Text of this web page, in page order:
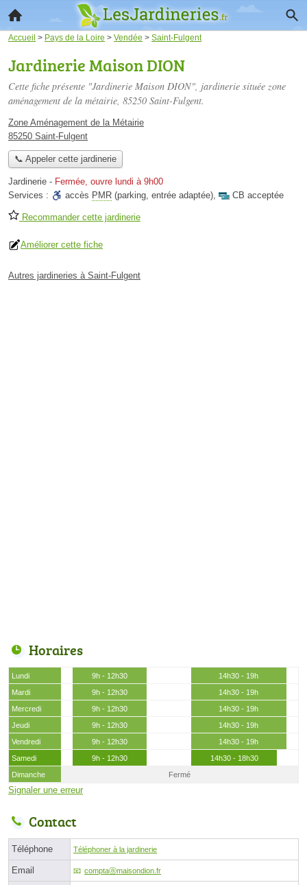
Accueil > Pays de la Loire > Vendée > Saint-Fulgent
Jardinerie Maison DION
Cette fiche présente "Jardinerie Maison DION", jardinerie située zone
aménagement de la métairie, 85250 Saint-Fulgent.
Zone Aménagement de la Métairie
85250 Saint-Fulgent
📞 Appeler cette jardinerie
Jardinerie - Fermée, ouvre lundi à 9h00
Services :
accès PMR (parking, entrée adaptée), CB acceptée
Recommander cette jardinerie
Améliorer cette fiche
Autres jardineries à Saint-Fulgent
Horaires
Lundi 9h - 12h30
14h30 - 19h
Mardi
9h - 12h30
14h30 - 19h
Mercredi
9h - 12h30
14h30 - 19h
Jeudi
9h - 12h30
14h30 - 19h
Vendredi
9h - 12h30
14h30 - 19h
Samedi
9h - 12h30
14h30 - 18h30
Dimanche
Fermé
Signaler une erreur
Contact
Téléphone Téléphoner à la jardinerie
Email comptaⓐmaisondion.fr